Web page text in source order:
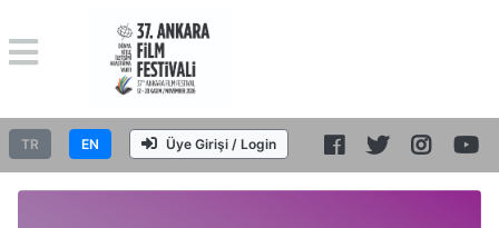
TR EN Üye Girişi / Login